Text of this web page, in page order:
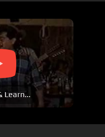
Learn...